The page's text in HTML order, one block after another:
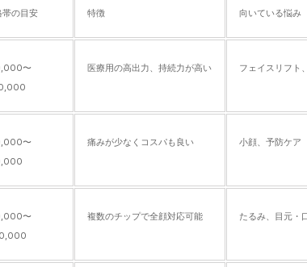
帯の目安 特徴 向いている悩み
〜
医療用の高出力、持続力が高い フェイスリフト
〜
痛みが少なくコスパも良い 小顔、予防ケア
〜
複数のチップで全顔対応可能 たるみ、目元・